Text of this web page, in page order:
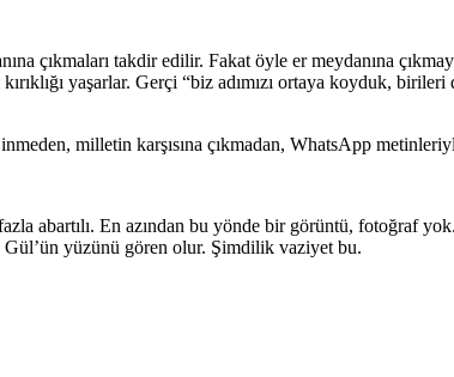
çıkmaları takdir edilir. Fakat öyle er meydanına
yaşarlar. Gerçi “biz adımızı ortaya koyduk,
milletin karşısına çıkmadan, WhatsApp
abartılı. En azından bu yönde bir görüntü, fotoğraf
Gül’ün yüzünü gören olur. Şimdilik vaziyet bu.